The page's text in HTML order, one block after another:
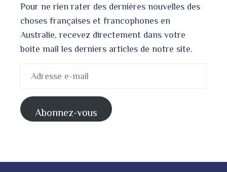
Pour ne rien rater des dernières nouvelles des
choses françaises et francophones en
Australie, recevez directement dans votre
boite mail les derniers articles de notre site.
mail
Abonnez-vous